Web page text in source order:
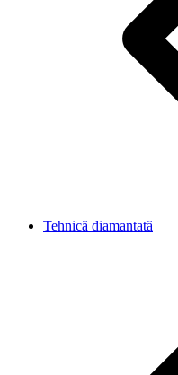
Tehnică diamantată